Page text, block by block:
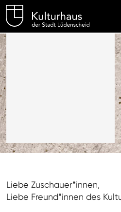
Liebe Zuschauer*innen,
Liebe Freund*innen des